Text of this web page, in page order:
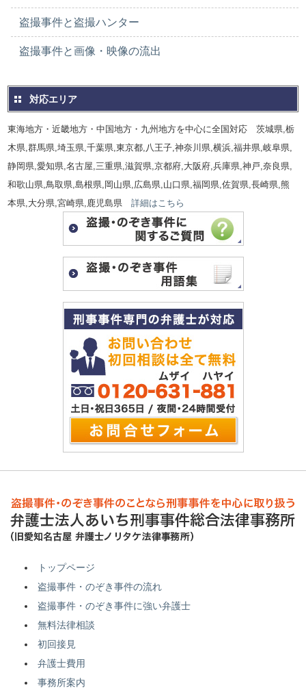
盗撮事件と盗撮ハンター
盗撮事件と画像・映像の流出
対応エリア
東海地方・近畿地方・中国地方・九州地方を中心に全国対応 茨城県,栃
木県,群馬県,埼玉県,千葉県,東京都,八王子,神奈川県,横浜,福井県,岐阜県,
静岡県,愛知県,名古屋,三重県,滋賀県,京都府,大阪府,兵庫県,神戸,奈良県,
和歌山県,鳥取県,島根県,岡山県,広島県,山口県,福岡県,佐賀県,長崎県,熊
本県,大分県,宮崎県,鹿児島県詳細はこちら
トップページ
盗撮事件・のぞき事件の流れ
盗撮事件・のぞき事件に強い弁護士
無料法律相談
初回接見
弁護士費用
事務所案内